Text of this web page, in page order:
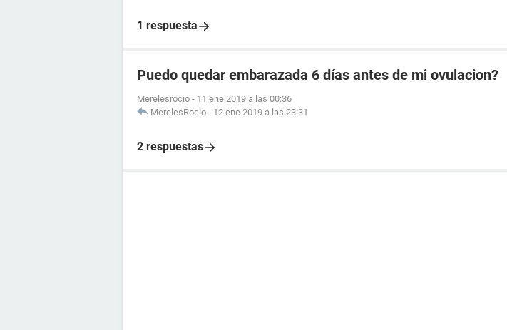
1 respuesta
Puedo quedar embarazada 6 días antes de mi ovulacion?
Merelesrocio - 11 ene 2019 a las 00:36
MerelesRocio - 12 ene 2019 a las 23:31
2 respuestas